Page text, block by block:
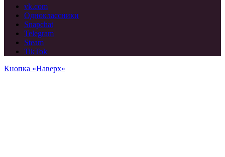
vk.com
Одноклассники
Snapchat
Telegram
Steam
TikTok
Кнопка «Наверх»